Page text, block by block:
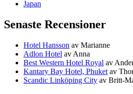
Japan
Senaste Recensioner
Hotel Hansson av Marianne
Adlon Hotel av Anna
Best Western Hotel Royal av
Kantary Bay Hotel, Phuket av
Scandic Linköping City av Britt-